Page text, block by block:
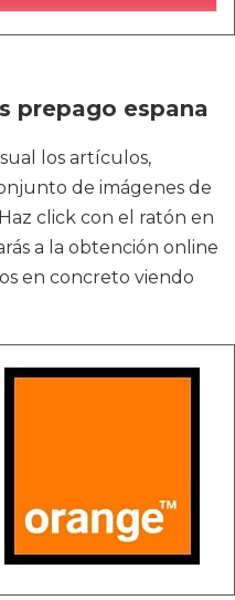
prepago espana
los artículos,
de imágenes de
click con el ratón en
a la obtención online
en concreto viendo